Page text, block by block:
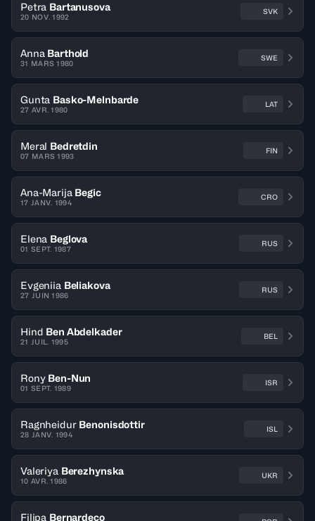
Petra Bartanusova
20 NOV. 1992
SVK
Anna Barthold
31 MARS 1980
SWE
Gunta Basko-Melnbarde
27 AVR. 1980
LAT
Meral Bedretdin
07 MARS 1993
FIN
Ana-Marija Begic
17 JANV. 1994
CRO
Elena Beglova
01 SEPT. 1987
RUS
Evgeniia Beliakova
27 JUIN 1986
RUS
Hind Ben Abdelkader
21 JUIL. 1995
BEL
Rony Ben-Nun
01 SEPT. 1989
ISR
Ragnheidur Benonisdottir
28 JANV. 1994
ISL
Valeriya Berezhynska
10 AVR. 1986
UKR
Filipa Bernardeco